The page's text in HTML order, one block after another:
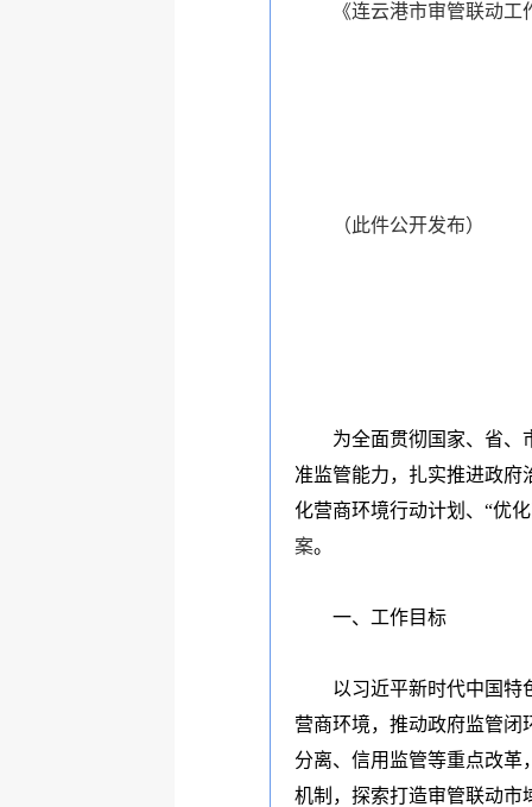
《连云港市审管联动
（此件公开发布）
为全面贯彻国家、省、
准监管能力，扎实推进政府
化营商环境行动计划、“优
案。
一、工作目标
以习近平新时代中国特
营商环境，推动政府监管闭
分离、信用监管等重点改革
机制，探索打造审管联动市